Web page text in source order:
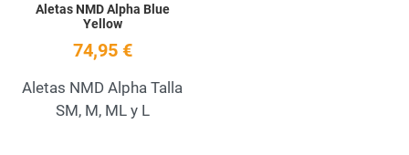
Aletas NMD Alpha Blue
Yellow
74,95 €
Aletas NMD Alpha Talla
SM, M, ML y L